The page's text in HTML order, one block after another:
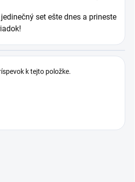
set ešte dnes a prineste
k tejto položke.